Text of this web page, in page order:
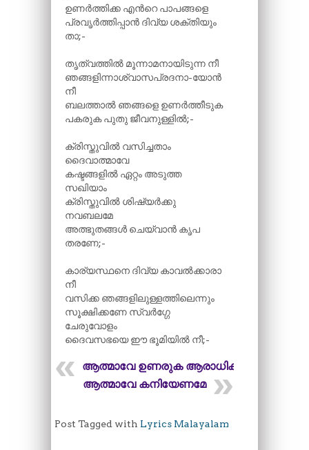
ഉണർത്തിക്ക എന്‍റെ പാപങ്ങളെ
പ്രവൃർത്തിപ്പാൻ ദിവ്യ ശക്തിയും
താ;-
തൃത്വത്തിൽ മൂന്നാമനായിടുന്ന നീ
ഞങ്ങളിന്നാശ്വാസപ്രദനാ-യോൻ
നീ
ബലത്താൽ ഞങ്ങളെ ഉണർത്തീടുക
പകരുക പുതു ജീവനുള്ളിൽ;-
ക്രിസ്തുവിൽ വസിച്ചതാം
ദൈവാത്മാവേ
കഷ്ടങ്ങളിൽ ഏറ്റം അടുത്ത
സഖിയാം
ക്രിസ്തുവിൽ ശിഷ്യർക്കു
നവബലമേ
അത്ഭുതങ്ങൾ ചെയ്വാൻ കൃപ
തരണേ;-
കാര്യസ്ഥനെ ദിവ്യ കാവൽക്കാരാ
നീ
വസിക്ക ഞങ്ങളിലുള്ളത്തിലെന്നും
സൂക്ഷിക്കണേ സ്വർഗ്ഗേ
ചേരുവോളം
ദൈവസഭയെ ഈ ഭൂമിയിൽ നീ;-
ആത്മാവേ ഉണരുക ആരാധിക്കാം
ആത്മാവേ കനിയേണമേ
Post Tagged with Lyrics Malayalam